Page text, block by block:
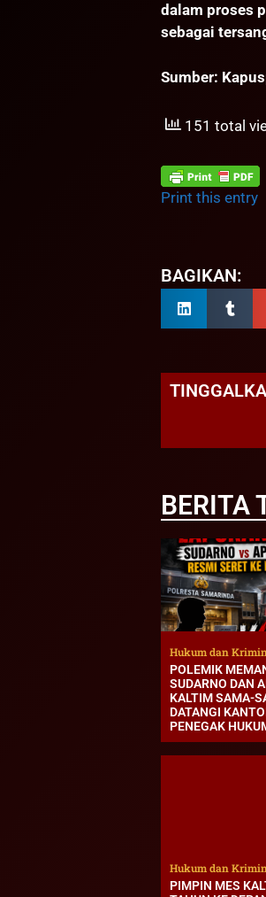
dalam proses
sebagai
Sumber:
151 total
Print this entry
BAGIKAN:
BERITA
Hukum dan
POLEMIK
SUDARNO DAN
KALTIM SAMA-
DATANGI
PENEGAK
Hukum dan
PIMPIN MES